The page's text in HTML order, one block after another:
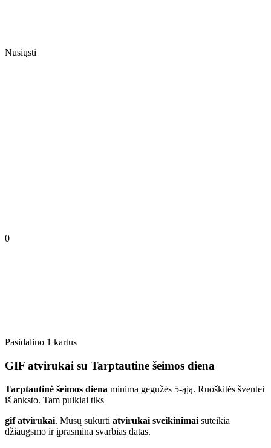
Nusiųsti
0
Pasidalino 1 kartus
GIF atvirukai su Tarptautine šeimos diena
Tarptautinė šeimos diena minima gegužės 5-ąją. Ruoškitės šventei
iš anksto. Tam puikiai tiks
gif atvirukai. Mūsų sukurti atvirukai sveikinimai suteikia
džiaugsmo ir įprasmina svarbias datas.